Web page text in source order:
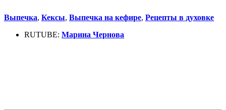
Выпечка, Кексы, Выпечка на кефире, Рецепты в духовке
RUTUBE: Марина Чернова